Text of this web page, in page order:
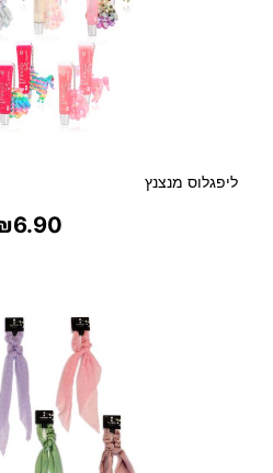
ליפגלוס מנצנץ
6.90